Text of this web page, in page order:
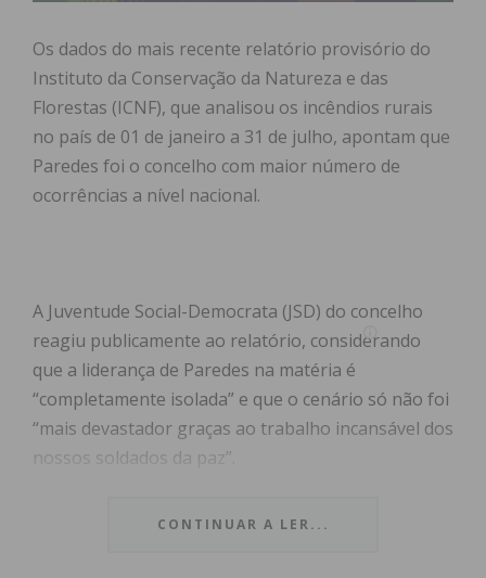
Os dados do mais recente relatório provisório do
Instituto da Conservação da Natureza e das
Florestas (ICNF), que analisou os incêndios rurais
no país de 01 de janeiro a 31 de julho, apontam que
Paredes foi o concelho com maior número de
ocorrências a nível nacional.
A Juventude Social-Democrata (JSD) do concelho
reagiu publicamente ao relatório, considerando
que a liderança de Paredes na matéria é
“completamente isolada” e que o cenário só não foi
“mais devastador graças ao trabalho incansável dos
nossos soldados da paz”.
Os jovens sociais-democratas do concelho exigiram
CONTINUAR A LER...